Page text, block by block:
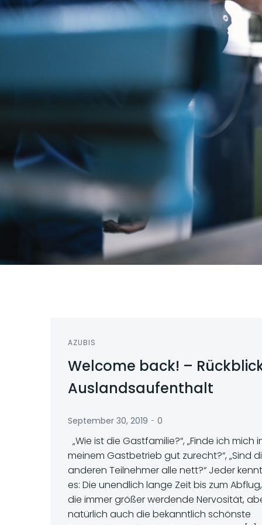
AZUBIS
Welcome back! –
Auslandsaufenthalt
September 30, 2019 - 0
„Wie ist die Gastfamilie?“, „Finde ich mich
meinem Gastbetrieb gut zurecht?“, „Sind
anderen Teilnehmer alle nett?“ Jeder kennt
es: Die unendlich lange Zeit bis zum Abflug,
die immer größer werdende Nervosität,
natürlich auch die bekanntlich schönste